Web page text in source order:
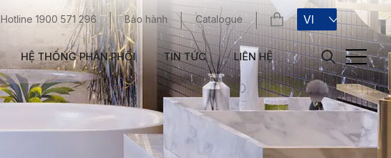
Hotline 1900 571 296 Bảo hành Catalogue VI
HỆ THỐNG PHÂN PHỐI TIN TỨC LIÊN HỆ